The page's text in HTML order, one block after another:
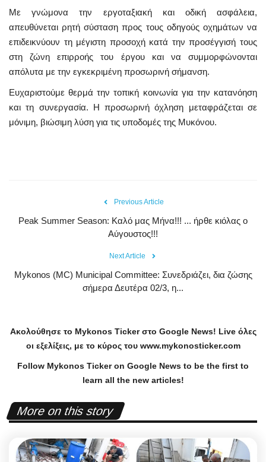
Με γνώμονα την εργοταξιακή και οδική ασφάλεια,
απευθύνεται ρητή σύσταση προς τους οδηγούς οχημάτων να
επιδεικνύουν τη μέγιστη προσοχή κατά την προσέγγισή τους
στη ζώνη επιρροής του έργου και να συμμορφώνονται
απόλυτα με την εγκεκριμένη προσωρινή σήμανση.
Ευχαριστούμε θερμά την τοπική κοινωνία για την κατανόηση
και τη συνεργασία. Η προσωρινή όχληση μεταφράζεται σε
μόνιμη, βιώσιμη λύση για τις υποδομές της Μυκόνου.
Previous Article
Peak Summer Season: Kαλό μας Μήνα!!! ... ήρθε κιόλας ο
Αύγουστος!!!
Next Article
Mykonos (MC) Municipal Committee: Συνεδριάζει, δια ζώσης
σήμερα Δευτέρα 02/3, η...
Ακολούθησε το Mykonos Tickerστο Google News! Liveόλες
οι εξελίξεις, με το κύρος του www.mykonosticker.com
Follow Mykonos Ticker on Google News to be the first to
learn all the new articles!
More on this story